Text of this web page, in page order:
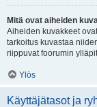
Mitä ovat aiheiden
Aiheiden kuvakkeet
tarkoitus kuvastaa
riippuvat foorumin
Ylös
Käyttäjätasot ja